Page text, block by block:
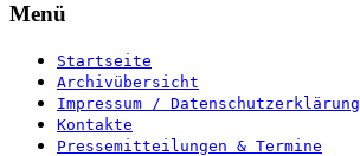
Menü
Startseite
Archivübersicht
Impressum / Datenschutzerklärung
Kontakte
Pressemitteilungen & Termine